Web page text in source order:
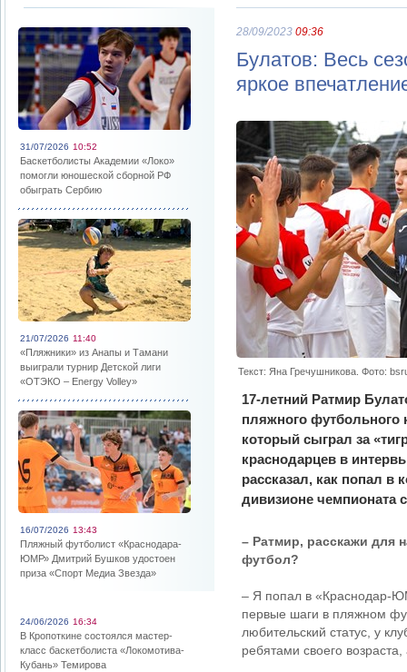
31/07/2026 10:52
Баскетболисты Академии «Локо»
помогли юношеской сборной РФ
обыграть Сербию
21/07/2026 11:40
«Пляжники» из Анапы и Тамани
выиграли турнир Детской лиги
«ОТЭКО – Energy Volley»
16/07/2026 13:43
Пляжный футболист «Краснодара-
ЮМР» Дмитрий Бушков удостоен
приза «Спорт Медиа Звезда»
24/06/2026 16:34
В Кропоткине состоялся мастер-
класс баскетболиста «Локомотива-
Кубань» Темирова
28/09/2023 09:36
Булатов: Весь
яркое
Текст: Яна Гречушникова. Фото:
17-летний Ратмир
пляжного
который сыграл за
краснодарцев в
рассказал, как попал в
дивизионе чемпионата
– Ратмир, расскажи для
футбол?
– Я попал в «Краснодар-
первые шаги в пляжном
любительский статус, у
ребятами своего